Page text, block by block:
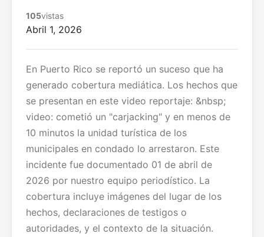
105vistas
Abril 1, 2026
En Puerto Rico se reportó un suceso que ha
generado cobertura mediática. Los hechos que
se presentan en este video reportaje: &nbsp;
video: cometió un "carjacking" y en menos de
10 minutos la unidad turística de los
municipales en condado lo arrestaron. Este
incidente fue documentado 01 de abril de
2026 por nuestro equipo periodístico. La
cobertura incluye imágenes del lugar de los
hechos, declaraciones de testigos o
autoridades, y el contexto de la situación.